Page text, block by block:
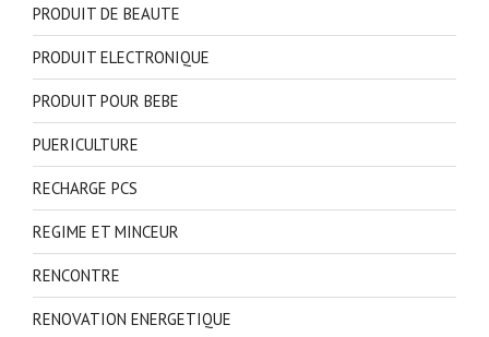
PRODUIT DE BEAUTE
PRODUIT ELECTRONIQUE
PRODUIT POUR BEBE
PUERICULTURE
RECHARGE PCS
REGIME ET MINCEUR
RENCONTRE
RENOVATION ENERGETIQUE